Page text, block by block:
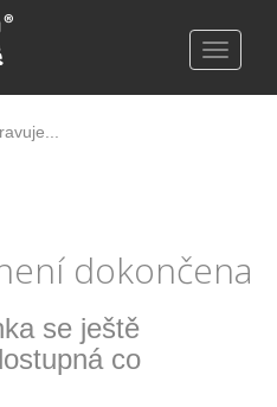
Toggle
dokončena
se ještě
co